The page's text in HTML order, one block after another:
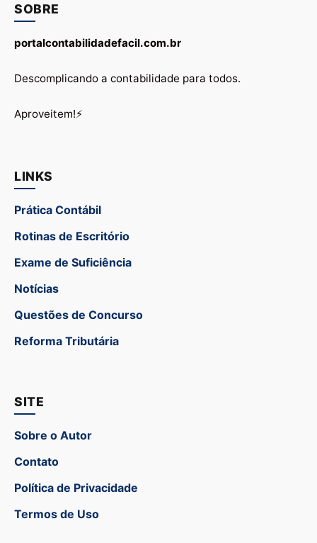
SOBRE
portalcontabilidadefacil.com.br
Descomplicando a contabilidade para todos.
Aproveitem!⚡
LINKS
Prática Contábil
Rotinas de Escritório
Exame de Suficiência
Notícias
Questões de Concurso
Reforma Tributária
SITE
Sobre o Autor
Contato
Política de Privacidade
Termos de Uso